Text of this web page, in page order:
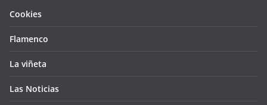
Cookies
Flamenco
La viñeta
Las Noticias